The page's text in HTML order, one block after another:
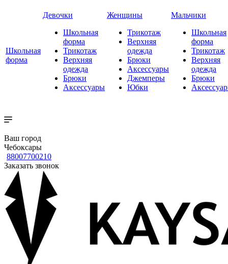
Школьная
форма
Девочки
Школьная
форма
Трикотаж
Верхняя
одежда
Брюки
Аксессуары
Женщины
Трикотаж
Верхняя
одежда
Брюки
Аксессуары
Джемперы
Юбки
Мальчики
Школьная
форма
Трикотаж
Верхняя
одежда
Брюки
Ваш город
Чебоксары
88007700210
Заказать звонок